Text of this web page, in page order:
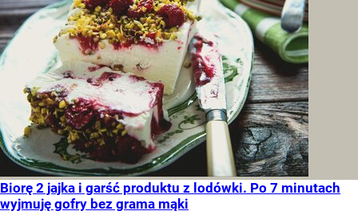
Biorę 2 jajka i garść produktu z lodówki. Po 7 minutach
wyjmuję gofry bez grama mąki